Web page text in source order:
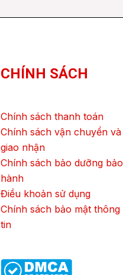
CHÍNH SÁCH
Chính sách thanh toán
Chính sách vận chuyển và
giao nhận
Chính sách bảo dưỡng bảo
hành
Điều khoản sử dụng
Chính sách bảo mật thông
tin